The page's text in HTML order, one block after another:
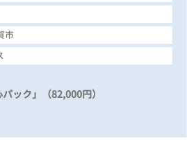
市
ック」（82,000円）